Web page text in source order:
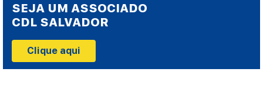
SEJA UM ASSOCIADO
CDL SALVADOR
Clique aqui